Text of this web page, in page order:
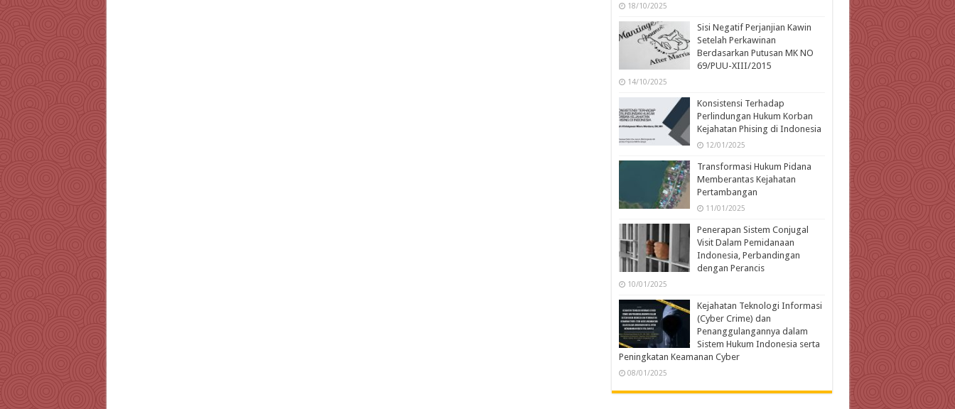
18/10/2025
Sisi Negatif Perjanjian Kawin
Setelah Perkawinan
Berdasarkan Putusan MK NO
69/PUU-XIII/2015
14/10/2025
Konsistensi Terhadap
Perlindungan Hukum Korban
Kejahatan Phising di Indonesia
12/01/2025
Transformasi Hukum Pidana
Memberantas Kejahatan
Pertambangan
11/01/2025
Penerapan Sistem Conjugal
Visit Dalam Pemidanaan
Indonesia, Perbandingan
dengan Perancis
10/01/2025
Kejahatan Teknologi Informasi
(Cyber Crime) dan
Penanggulangannya dalam
Sistem Hukum Indonesia serta
Peningkatan Keamanan Cyber
08/01/2025